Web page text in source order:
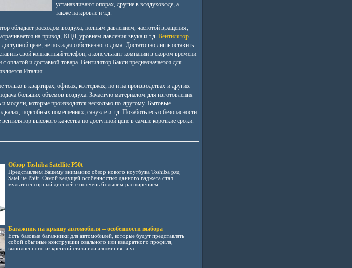
устанавливают опорах, другие в воздуховоде, а
также на кровле и т.д.
обладает расходом воздуха, полным давлением, частотой вращения,
на привод, КПД, уровнем давления звука и т.д. Вентилятор
цене, не покидая собственного дома. Достаточно лишь оставить
свой контактный телефон, а консультант компании в скором времени
оплатой и доставкой товара. Вентилятор Бакси предназначается для
Италия.
только в квартирах, офисах, коттеджах, но и на производствах и других
больших объемов воздуха. Зачастую материалом для изготовления
и модели, которые производятся несколько по-другому. Бытовые
подсобных помещениях, санузле и т.д. Позаботьтесь о безопасности
высокого качества по доступной цене в самые короткие сроки.
Обзор Toshiba Satellite P50t
Представляем Вашему вниманию обзор нового ноутбука Toshiba ряд
Satellite P50t. Самой ведущей особенностью данного гаджета стал
мультисенсорный дисплей с ооочень большим расширением...
Багажник на крышу автомобиля – особенности выбора
Есть базовые багажники для автомобилей, которые будут представлять
собой обычные конструкции овального или квадратного профиля,
выполненного из крепкой стали или алюминия, а ус...